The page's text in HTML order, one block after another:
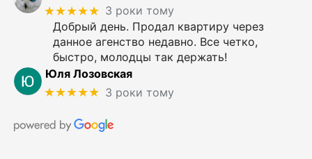
★★★★★ 3 роки тому
Добрый день. Продал квартиру через
данное агенство недавно. Все четко,
быстро, молодцы так держать!
Юля Лозовская
★★★★★ 3 роки тому